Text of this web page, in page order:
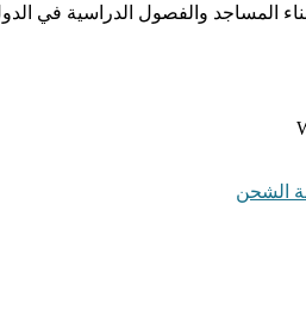
المساجد والفصول الدراسية في
الشحن